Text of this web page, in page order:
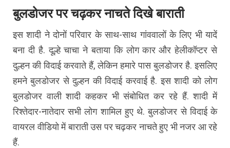
बुलडोजर पर चढ़कर नाचते दिखे बाराती
इस शादी ने दोनों परिवार के साथ-साथ गांववालों के लिए भी यादें
बना दी है. दूल्हे चाचा ने बताया कि लोग कार और हेलीकॉप्टर से
दुल्हन की विदाई करवाते हैं, लेकिन हमारे पास बुलडोजर है. इसलिए
हमने बुलडोजर से दुल्हन की विदाई करवाई है. इस शादी को लोग
बुलडोजर वाली शादी कहकर भी संबोधित कर रहे हैं. शादी में
रिश्तेदार-नातेदार सभी लोग शामिल हुए थे. बुलडोजर से विदाई के
वायरल वीडियो में बाराती उस पर चढ़कर नाचते हुए भी नजर आ रहे
हैं.